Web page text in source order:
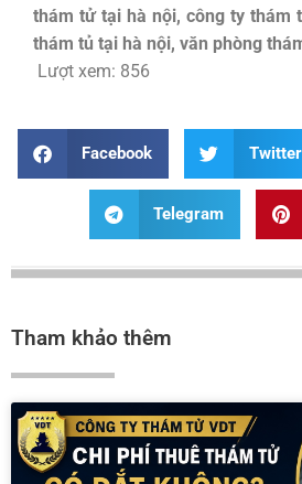
thám tử tại hà nội, công ty thám
thám tủ tại hà nội, văn phòng
Lượt xem: 856
Facebook Twitter
Telegram
Tham khảo thêm